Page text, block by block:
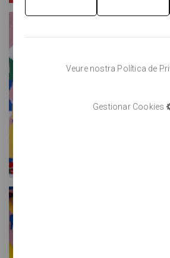
Veure nostra Política de
Gestionar Cookies